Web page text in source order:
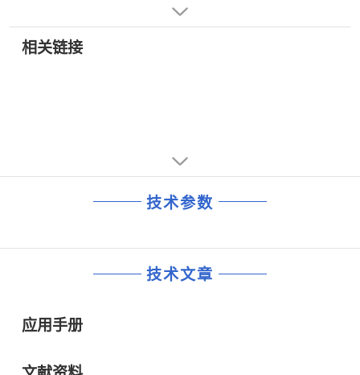
相关链接
技术参数
技术文章
应用手册